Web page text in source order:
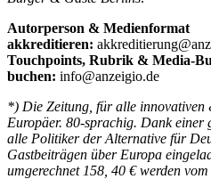
Autorperson & Medienformat
akkreditieren:
Touchpoints, Rubrik & Media-
buchen: info@anzeigio.de
*) Die Zeitung, für alle innovativen
Europäer. 80-sprachig. Dank einer
alle Politiker der Alternative für
Gastbeiträgen über Europa
umgerechnet 158, 40 € werden